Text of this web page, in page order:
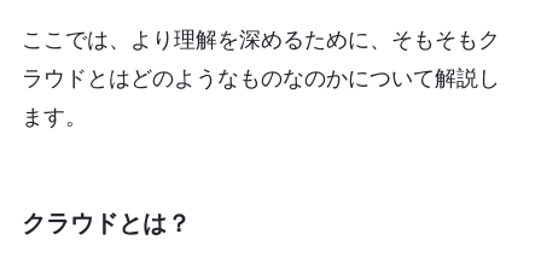
ここでは、より理解を深めるために、そもそもク
ラウドとはどのようなものなのかについて解説し
ます。
クラウドとは ？